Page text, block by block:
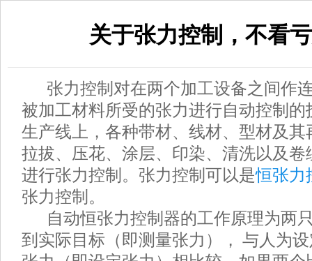
关于张力控制，不看
张力控制对在两个加工设备之间作
被加工材料所受的张力进行自动控制的
生产线上，各种带材、线材、型材及其
拉拔、压花、涂层、印染、清洗以及卷
进行张力控制。张力控制可以是恒张力
张力控制。
自动恒张力控制器的工作原理为两
到实际目标（即测量张力）， 与人为